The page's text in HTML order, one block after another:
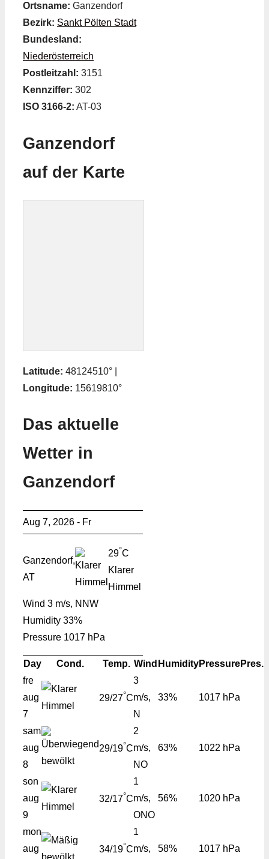
Ortsname: Ganzendorf
Bezirk: Sankt Pölten Stadt
Bundesland:
Niederösterreich
Postleitzahl: 3151
Kennziffer: 302
ISO 3166-2: AT-03
Ganzendorf
auf der Karte
Latitude: 48124510° |
Longitude: 15619810°
Das aktuelle
Wetter in
Ganzendorf
Aug 7, 2026 - Fr
Ganzendorf,
AT
29°C
Klarer
Himmel
Wind 3 m/s, NNW
Humidity 33%
Pressure 1017 hPa
Day Cond. Temp. Wind HumidityPressurePres.
fre
aug
7
29/27°C
3
m/s,
N
33% 1017 hPa
sam
aug
8
29/19°C
2
m/s,
NO
63% 1022 hPa
son
aug
9
32/17°C
1
m/s,
ONO
56% 1020 hPa
mon
aug
34/19°C
1
m/s,
58% 1017 hPa